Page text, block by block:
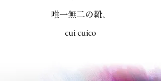
唯一無二の靴、
cui cuico